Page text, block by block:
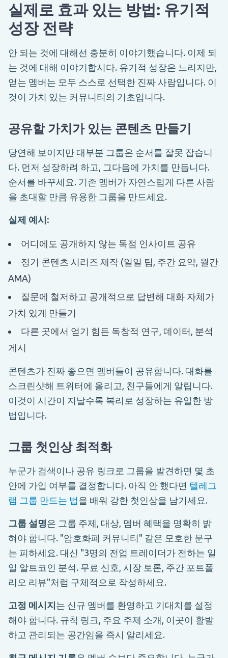
실제로 효과 있는 방법: 유기적
성장 전략
안 되는 것에 대해선 충분히 이야기했습니다. 이제 되
는 것에 대해 이야기합시다. 유기적 성장은 느리지만,
얻는 멤버는 모두 스스로 선택한 진짜 사람입니다. 이
것이 가치 있는 커뮤니티의 기초입니다.
공유할 가치가 있는 콘텐츠 만들기
당연해 보이지만 대부분 그룹은 순서를 잘못 잡습니
다. 먼저 성장하려 하고, 그다음에 가치를 만듭니다.
순서를 바꾸세요. 기존 멤버가 자연스럽게 다른 사람
을 초대할 만큼 유용한 그룹을 만드세요.
실제 예시:
어디에도 공개하지 않는 독점 인사이트 공유
정기 콘텐츠 시리즈 제작 (일일 팁, 주간 요약, 월간
AMA)
질문에 철저하고 공개적으로 답변해 대화 자체가
가치 있게 만들기
다른 곳에서 얻기 힘든 독창적 연구, 데이터, 분석
게시
콘텐츠가 진짜 좋으면 멤버들이 공유합니다. 대화를
스크린샷해 트위터에 올리고, 친구들에게 알립니다.
이것이 시간이 지날수록 복리로 성장하는 유일한 방
법입니다.
그룹 첫인상 최적화
누군가 검색이나 공유 링크로 그룹을 발견하면 몇 초
안에 가입 여부를 결정합니다. 아직 안 했다면 텔레그
램 그룹 만드는 법을 배워 강한 첫인상을 남기세요.
그룹 설명은 그룹 주제, 대상, 멤버 혜택을 명확히 밝
혀야 합니다. "암호화폐 커뮤니티" 같은 모호한 문구
는 피하세요. 대신 "3명의 전업 트레이더가 전하는 일
일 알트코인 분석. 무료 신호, 시장 토론, 주간 포트폴
리오 리뷰"처럼 구체적으로 작성하세요.
고정 메시지는 신규 멤버를 환영하고 기대치를 설정
해야 합니다. 규칙 링크, 주요 주제 소개, 이곳이 활발
하고 관리되는 공간임을 즉시 알리세요.